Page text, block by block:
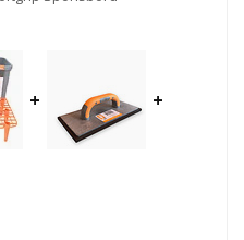
+ +